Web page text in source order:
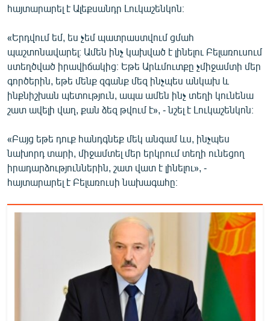
ԲԱՆԱՎԵՃ
ՁԳՏԵԼՈՎ ԼԱՎԱԳՈՒՅՆԻՆ
ՓՈԴՔԱՍԹ
Հայերեն
English
ՀԵՏԵՎԵՔ ՄԵԶ
«Ազատության» բոլոր կայքերը
հայտարարել է Ալեքսանդր Լուկաշենկոն։
«Երդվում եմ, ես չեմ պատրաստվում ցմահ
պաշտոնավարել։ Ամեն ինչ կախված է լինելու Բելառուսում
ստեղծված իրավիճակից։ Եթե Արևմուտքը չմիջամտի մեր
գործերին, եթե մենք զգանք մեզ ինչպես անկախ և
ինքնիշխան պետություն, ապա ամեն ինչ տեղի կունենա
շատ ավելի վաղ, քան ձեզ թվում է», - նշել է Լուկաշենկոն։
«Բայց եթե դուք հանդգնեք մեկ անգամ ևս, ինչպես
նախորդ տարի, միջամտել մեր երկրում տեղի ունեցող
իրադարձություններին, շատ վատ է լինելու», -
հայտարարել է Բելառուսի նախագահը։